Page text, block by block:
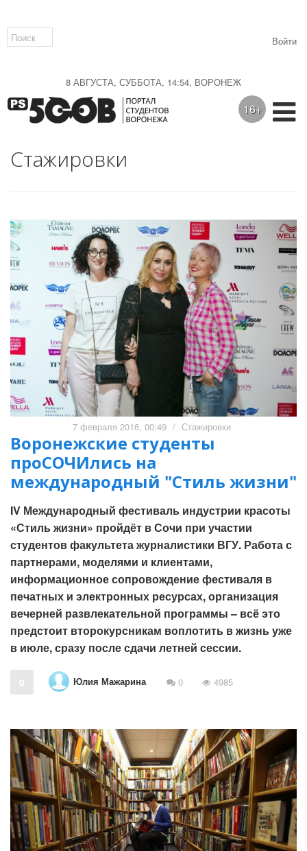
8 АВГУСТА, СУББОТА, 14:54, ВОРОНЕЖ
Войти
16+
Стажировки
7 февраля 2016, 00:49 / Стажировки
Воронежские студенты
проСОЧИлись на
международный "Стиль жизни"
IV Международный фестиваль индустрии красоты
«Стиль жизни» пройдёт в Сочи при участии
студентов факультета журналистики ВГУ. Работа с
партнерами, моделями и клиентами,
информационное сопровождение фестиваля в
печатных и электронных ресурсах, организация
вечерней развлекательной программы – всё это
предстоит второкурсникам воплотить в жизнь уже
в июле, сразу после сдачи летней сессии.
0 Юлия Мажарина 0 4985